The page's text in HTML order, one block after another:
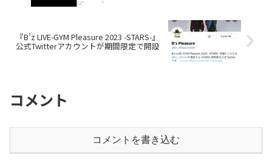
『B’z LIVE-GYM Pleasure 2023 -STARS-』
公式Twitterアカウントが期間限定で開設
コメント
コメントを書き込む